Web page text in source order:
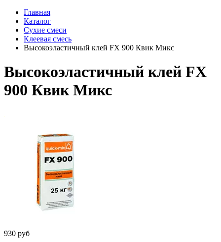
Главная
Каталог
Сухие смеси
Клеевая смесь
Высокоэластичный клей FX 900 Квик Микс
Высокоэластичный клей FX
900 Квик Микс
930 руб